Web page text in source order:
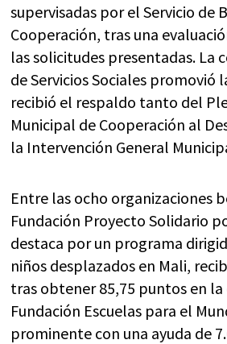
supervisadas por el Servicio de
Cooperación, tras una
las solicitudes presentadas. La
de Servicios Sociales promovió
recibió el respaldo tanto del
Municipal de Cooperación al
la Intervención General
Entre las ocho organizaciones
Fundación Proyecto Solidario
destaca por un programa
niños desplazados en Mali,
tras obtener 85,75 puntos en la
Fundación Escuelas para el
prominente con una ayuda de